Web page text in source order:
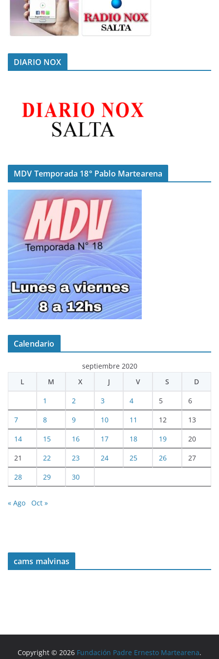
DIARIO NOX
MDV Temporada 18° Pablo Martearena
Calendario
septiembre 2020
L
M X J V S D
1 2 3 4 5 6
7 8 9 10 11 12 13
14 15 16 17 18 19 20
21 22 23 24 25 26 27
28 29 30
« Ago Oct »
cams malvinas
Copyright © 2026 Fundación Padre Ernesto Martearena.